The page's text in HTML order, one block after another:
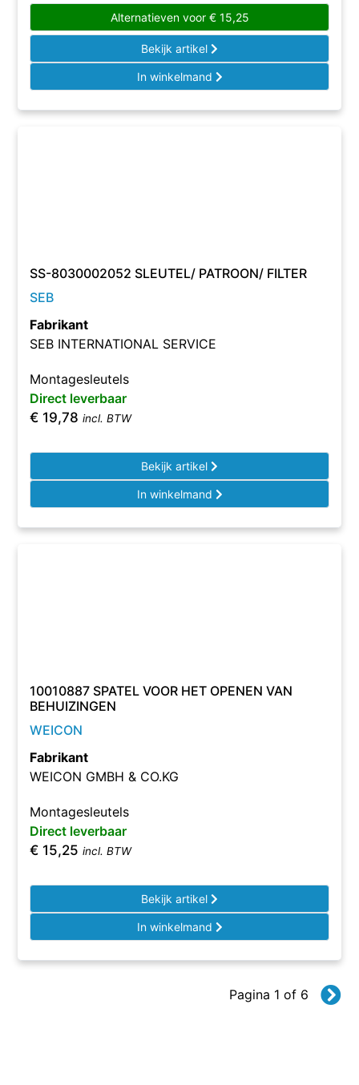
Alternatieven voor €15,25
Bekijk artikel
In winkelmand
SS-8030002052 SLEUTEL/ PATROON/ FILTER
SEB
Fabrikant
SEB INTERNATIONAL SERVICE
Montagesleutels
Direct leverbaar
€ 19,78 incl. BTW
Bekijk artikel
In winkelmand
10010887 SPATEL VOOR HET OPENEN VAN
BEHUIZINGEN
WEICON
Fabrikant
WEICON GMBH & CO.KG
Montagesleutels
Direct leverbaar
€ 15,25 incl. BTW
Bekijk artikel
In winkelmand
Pagina 1 of 6